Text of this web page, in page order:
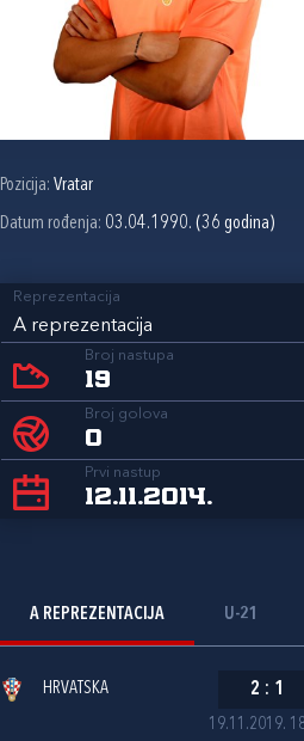
Pozicija: Vratar
Datum rođenja: 03.04.1990. (36 godina)
Reprezentacija
A reprezentacija
Broj nastupa
19
Broj golova
0
Prvi nastup
12.11.2014.
A REPREZENTACIJA U-21
19.11.2019.
HRVATSKA 2 : 1